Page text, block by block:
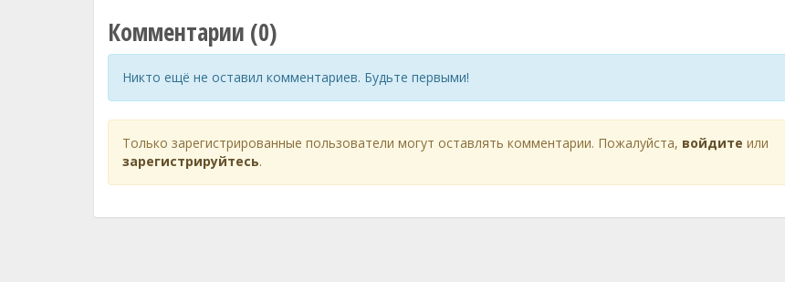
Комментарии (0)
Никто ещё не оставил комментариев. Будьте первыми!
Только зарегистрированные пользователи могут оставлять комментарии. Пожалуйста, войдите или
зарегистрируйтесь.